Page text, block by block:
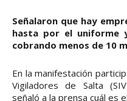
Señalaron que hay
hasta por el uniforme
cobrando menos de 10
En la manifestación
Vigiladores de Salta
señaló a la prensa cuál es